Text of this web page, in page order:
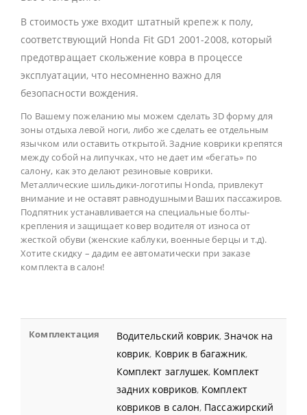
В стоимость уже входит штатный крепеж к полу,
соответствующий Honda Fit GD1 2001-2008, который
предотвращает скольжение ковра в процессе
эксплуатации, что несомненно важно для
безопасности вождения.
По Вашему пожеланию мы можем сделать 3D форму для
зоны отдыха левой ноги, либо же сделать ее отдельным
язычком или оставить открытой. Задние коврики крепятся
между собой на липучках, что не дает им «бегать» по
салону, как это делают резиновые коврики.
Металлические шильдики-логотипы Honda, привлекут
внимание и не оставят равнодушными Ваших пассажиров.
Подпятник устанавливается на специальные болты-
крепления и защищает ковер водителя от износа от
жесткой обуви (женские каблуки, военные берцы и т.д).
Хотите скидку – дадим ее автоматически при заказе
комплекта в салон!
Комплектация Водительский коврик,Значок на
коврик, Коврик в багажник,
Комплект заглушек, Комплект
задних ковриков, Комплект
ковриков в салон, Пассажирский